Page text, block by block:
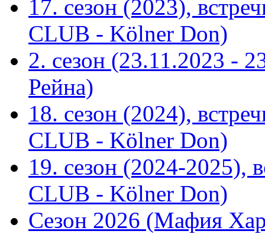
17. сезон (2023),
CLUB - Kölner Don)
2. сезон (23.11.2023 -
Рейна)
18. сезон (2024),
CLUB - Kölner Don)
19. сезон (2024-2025),
CLUB - Kölner Don)
Сезон 2026 (Мафия